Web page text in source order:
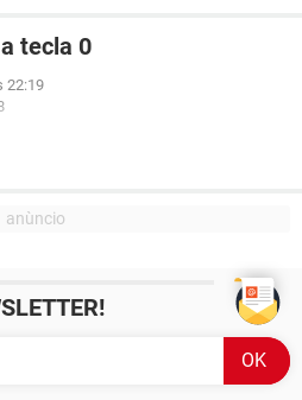
tecla 0
22:19